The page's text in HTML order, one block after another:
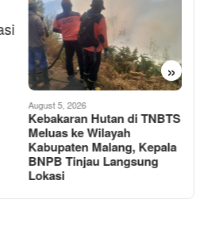
»
August 5, 2026
Kebakaran Hutan di TNBTS
Meluas ke Wilayah
Kabupaten Malang, Kepala
BNPB Tinjau Langsung
Lokasi